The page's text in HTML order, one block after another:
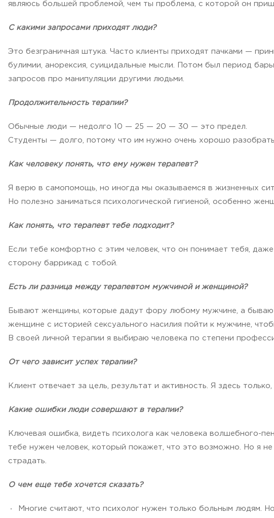
являюсь большей проблемой, чем ты проблема, с которой он
С какими запросами приходят люди?
Это безграничная штука. Часто клиенты приходят пачками —
булимии, анорексия, суицидальные мысли. Потом был период
запросов про манипуляции другими людьми.
Продолжительность терапии?
Обычные люди — недолго 10 — 25 — 20 — 30 — это предел.
Студенты — долго, потому что им нужно очень хорошо
Как человеку понять, что ему нужен терапевт?
Я верю в самопомощь, но иногда мы оказываемся в жизненных
Но полезно заниматься психологической гигиеной, особенно
Как понять, что терапевт тебе подходит?
Если тебе комфортно с этим человек, что он понимает тебя,
сторону баррикад с тобой.
Есть ли разница между терапевтом мужчиной и женщиной?
Бывают женщины, которые дадут фору любому мужчине, а
женщине с историей сексуального насилия пойти к мужчине,
В своей личной терапии я выбираю человека по степени
От чего зависит успех терапии?
Клиент отвечает за цель, результат и активность. Я здесь
Какие ошибки люди совершают в терапии?
Ключевая ошибка, видеть психолога как человека волшебного-
тебе нужен человек, который покажет, что это возможно. Но я
страдать.
О чем еще тебе хочется сказать?
Многие считают, что психолог нужен только больным людям.